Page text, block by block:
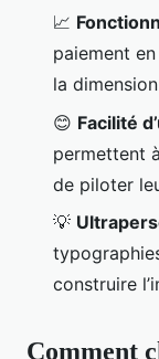
📈
paiement
la
😊 Facilité
permettent
de piloter
💡
construire
Comment